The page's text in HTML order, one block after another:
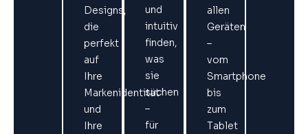
Designs,
die
perfekt
auf
Ihre
Markenidentität
und
Ihre
und
intuitiv
finden,
was
sie
suchen
–
für
allen
Geräten
–
vom
Smartphone
bis
zum
Tablet